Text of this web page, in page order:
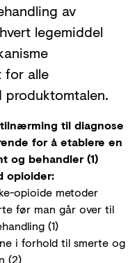
av
legemiddel
for alle
produktomtalen.
til diagnose
for å etablere en
og behandler (1)
opioider:
opioide metoder
før man går over til
(1)
i forhold til smerte og
(2)